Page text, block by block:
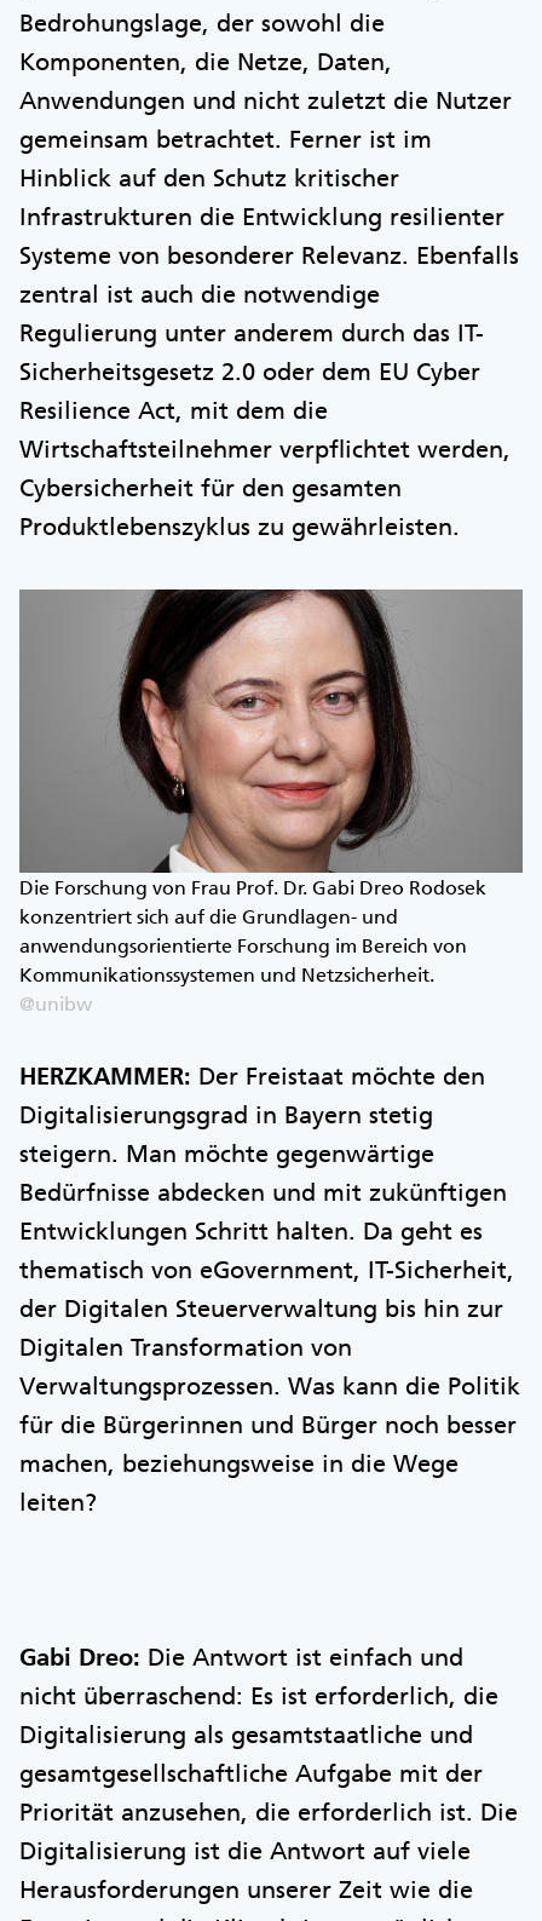
Bedrohungslage, der sowohl die
Komponenten, die Netze, Daten,
Anwendungen und nicht zuletzt die Nutzer
gemeinsam betrachtet. Ferner ist im
Hinblick auf den Schutz kritischer
Infrastrukturen die Entwicklung resilienter
Systeme von besonderer Relevanz. Ebenfalls
zentral ist auch die notwendige
Regulierung unter anderem durch das IT-
Sicherheitsgesetz 2.0 oder dem EU Cyber
Resilience Act, mit dem die
Wirtschaftsteilnehmer verpflichtet werden,
Cybersicherheit für den gesamten
Produktlebenszyklus zu gewährleisten.
Die Forschung von Frau Prof. Dr. Gabi Dreo Rodosek
konzentriert sich auf die Grundlagen- und
anwendungsorientierte Forschung im Bereich von
Kommunikationssystemen und Netzsicherheit.
@unibw
HERZKAMMER: Der Freistaat möchte den
Digitalisierungsgrad in Bayern stetig
steigern. Man möchte gegenwärtige
Bedürfnisse abdecken und mit zukünftigen
Entwicklungen Schritt halten. Da geht es
thematisch von eGovernment, IT-Sicherheit,
der Digitalen Steuerverwaltung bis hin zur
Digitalen Transformation von
Verwaltungsprozessen. Was kann die Politik
für die Bürgerinnen und Bürger noch besser
machen, beziehungsweise in die Wege
leiten?
Gabi Dreo: Die Antwort ist einfach und
nicht überraschend: Es ist erforderlich, die
Digitalisierung als gesamtstaatliche und
gesamtgesellschaftliche Aufgabe mit der
Priorität anzusehen, die erforderlich ist. Die
Digitalisierung ist die Antwort auf viele
Herausforderungen unserer Zeit wie die